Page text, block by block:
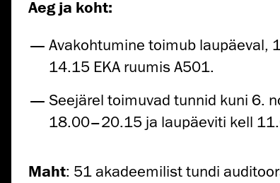
Aeg ja koht:
Avakohtumine toimub laupäeval,
14.15 EKA ruumis A501.
Seejärel toimuvad tunnid kuni 6.
18.00–20.15 ja laupäeviti kell
Maht: 51 akadeemilist tundi